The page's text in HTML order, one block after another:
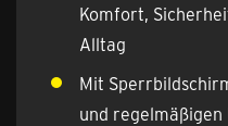
Komfort,
Alltag
Mit
und